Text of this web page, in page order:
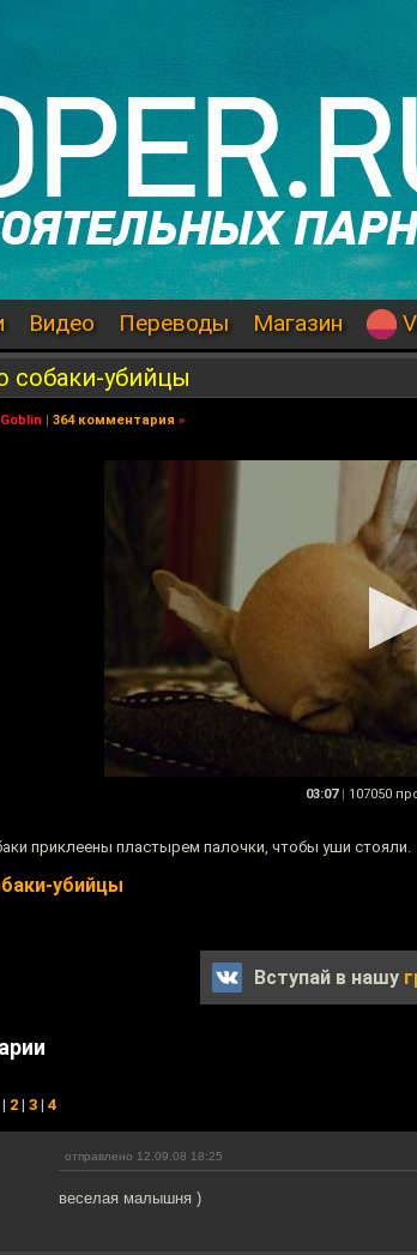
Видео Переводы Магазин
собаки-убийцы
Goblin | 364 комментария »
03:07 | 107050
приклеены пластырем палочки, чтобы уши стояли.
убийцы
Вступай в нашу
2 | 3 | 4
отправлено 12.09.08 18:25
веселая малышня )